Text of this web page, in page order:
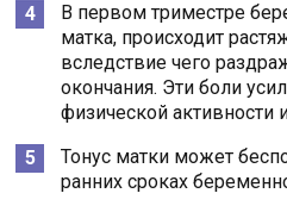
В первом триместре
матка, происходит
вследствие чего
окончания. Эти боли
физической активности
Тонус матки может
ранних сроках